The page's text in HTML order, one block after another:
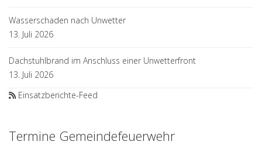
Wasserschaden nach Unwetter
13. Juli 2026
Dachstuhlbrand im Anschluss einer Unwetterfront
13. Juli 2026
Einsatzberichte-Feed
Termine Gemeindefeuerwehr